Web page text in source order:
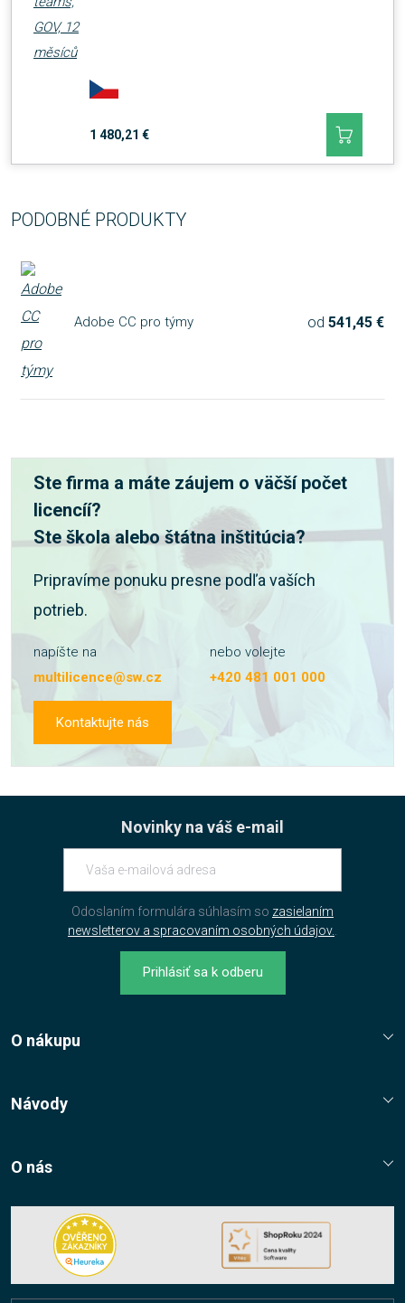
1 480,21 €
PODOBNÉ PRODUKTY
Adobe CC pro týmy od 541,45 €
Ste firma a máte záujem o väčší počet
licencíí?
Ste škola alebo štátna inštitúcia?
Pripravíme ponuku presne podľa vaších
potrieb.
napíšte na
multilicence@sw.cz
nebo volejte
+420 481 001 000
Kontaktujte nás
Novinky na váš e-mail
Odoslaním formulára súhlasím so zasielaním
newsletterov a spracovaním osobných údajov.
Prihlásiť sa k odberu
O nákupu
Jak nakupovat?
Návody
O nás
Napište nám
Nákup multilicencí